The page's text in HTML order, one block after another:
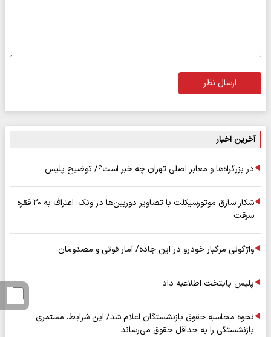
ارسال نظر
آخرین اخبار
در بزرگراه‌ها و معابر اصلی تهران چه خبر است؟/ توضیح پلیس
شکار سارق موتورسیکلت با تصاویر دوربین‌ها در ونک؛ اعتراف به ۲۰ فقره
سرقت
واژگونی مرگبار خودرو در این جاده/ آمار فوتی و مصدومان
پلیس پایتخت اطلاعیه داد
نحوه محاسبه حقوق بازنشستگان اعلام شد/ این شرایط، مستمری
بازنشستگی را به حداقل حقوق می‌رساند